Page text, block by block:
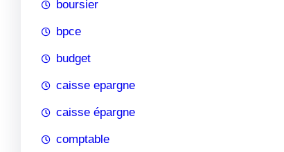
boursier
bpce
budget
caisse epargne
caisse épargne
comptable